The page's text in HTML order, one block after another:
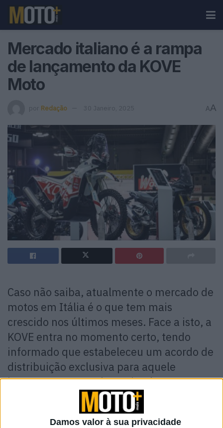
Damos valor à sua privacidade
Mercado italiano é a rampa
de lançamento da KOVE
Moto
por Redação 30 Janeiro, 2025 AA
Caso não saiba, atualmente o mercado de
motos em Itália é o que tem mais
crescido nos últimos meses. Face a isto, a
KOVE entra no momento certo, tendo
informado que estabeleceu um acordo de
distribuição exclusiva para aquele
importante mercado, assinado entre o
fabricante chinês e a empresa com sede
na área de Como, Pelpi International.